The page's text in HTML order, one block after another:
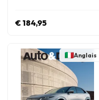
€ 184,95
Anglais